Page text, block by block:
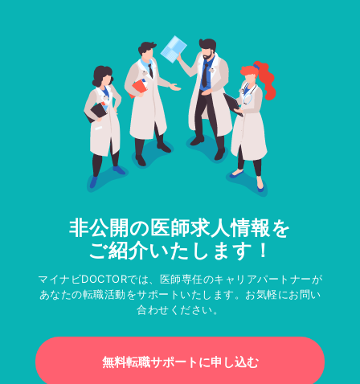
非公開の医師求人情報を
ご紹介いたします！
マイナビDOCTORでは、医師専任のキャリアパートナーが
あなたの転職活動をサポートいたします。お気軽にお問い
合わせください。
無料転職サポートに申し込む